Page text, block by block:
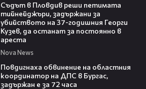
Съдът в Пловдив реши петимата
тийнейджъри, задържани за
убийството на 37-годишния Георги
Кузев, да останат за постоянно в
ареста
Nova News
Повдигнаха обвинение на областния
координатор на ДПС в Бургас,
задържан е за 72 часа